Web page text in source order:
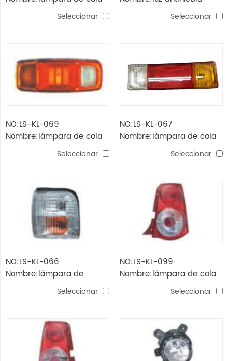
Seleccionar Seleccionar
NO:LS-KL-069
Nombre:lámpara de cola
Seleccionar
NO:LS-KL-067
Nombre:lámpara de cola
Seleccionar
NO:LS-KL-066
Nombre:lámpara de
esquina bongo'98Seleccionar
NO:LS-KL-099
Nombre:lámpara de cola
Seleccionar